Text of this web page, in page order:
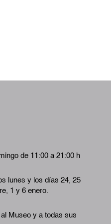
de 11:00 a 21:00 h
lunes y los días 24, 25
1 y 6 enero.
Museo y a todas sus